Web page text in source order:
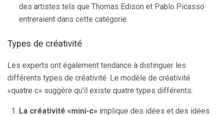
des artistes tels que Thomas Edison et Pablo Picasso
entreraient dans cette catégorie.
Types de créativité
Les experts ont également tendance à distinguer les
différents types de créativité. Le modèle de créativité
«quatre c» suggère qu'il existe quatre types différents:
La créativité «mini-c» implique des idées et des idées